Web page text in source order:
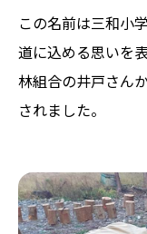
この名前は三和小
道に込める思いを
林組合の井戸さん
されました。